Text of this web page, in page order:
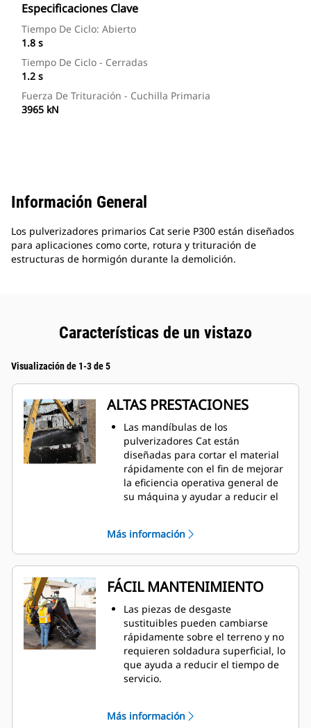
Especificaciones Clave
Tiempo De Ciclo: Abierto
1.8 s
Tiempo De Ciclo - Cerradas
1.2 s
Fuerza De Trituración - Cuchilla Primaria
3965 kN
Información General
Los pulverizadores primarios Cat serie P300 están diseñados
para aplicaciones como corte, rotura y trituración de
estructuras de hormigón durante la demolición.
Características de un vistazo
Visualización de 1-3 de 5
ALTAS PRESTACIONES
Las mandíbulas de los
pulverizadores Cat están
diseñadas para cortar el material
rápidamente con el fin de mejorar
la eficiencia operativa general de
su máquina y ayudar a reducir el
mandíbulas del pulverizador
primario con rotación de 360
grados y visibilidad de la
mandíbula móvil durante la
demolición.
La válvula Speed Booster equilibra
activamente la velocidad y la
potencia, proporcionando tiempos
de ciclo rápidos y una gran fuerza
de cierre para ayudar a aumentar
la productividad.
Más información
FÁCIL MANTENIMIENTO
Las piezas de desgaste
sustituibles pueden cambiarse
rápidamente sobre el terreno y no
requieren soldadura superficial, lo
que ayuda a reducir el tiempo de
servicio.
engrase son accesibles desde el
Más información